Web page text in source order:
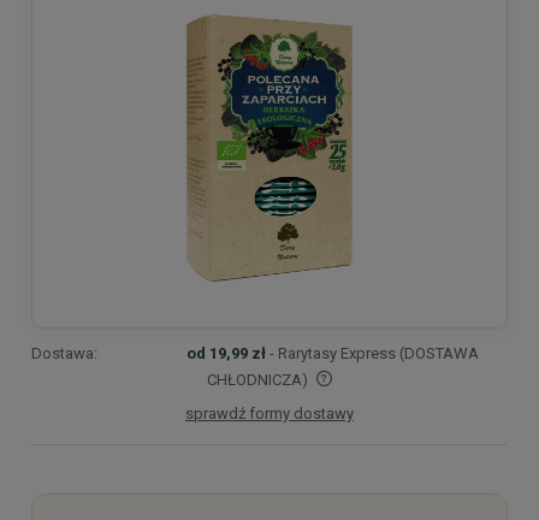
Dostawa: od 19,99 zł - Rarytasy Express (DOSTAWA
CHŁODNICZA)
Cena nie zawiera ewentualnych kosztów płatności
sprawdź formy dostawy